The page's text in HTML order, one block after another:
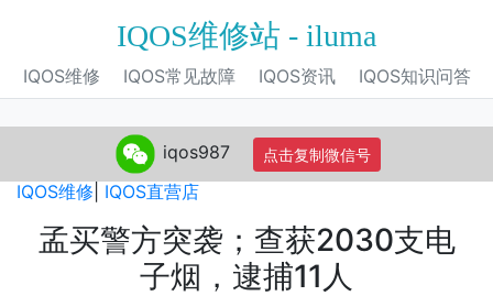
IQOS维修站 - iluma
IQOS维修 IQOS常见故障 IQOS资讯 IQOS知识问答
|IQOS电子烟| IQOS专营店|IQOS自营店
IQOS维修 IQOS直营店
孟买警方突袭；查获2030支电
子烟，逮捕11人
iqos987 点击复制微信号